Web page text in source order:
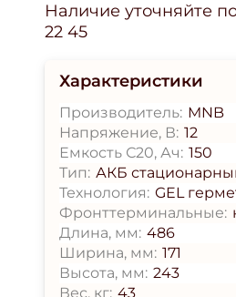
Наличие уточняйте
22 45
Характеристики
Производитель: MNB
Напряжение, В: 12
Емкость С20, Ач: 150
Тип: АКБ
Технология: GEL
Фронттерминальные:
Длина, мм: 486
Ширина, мм: 171
Высота, мм: 243
Вес, кг: 43